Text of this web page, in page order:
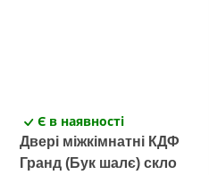
Є в наявності
Двері міжкімнатні КДФ
Гранд (Бук шалє) скло